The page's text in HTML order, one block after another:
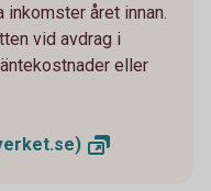
året innan.
vid avdrag i
eller